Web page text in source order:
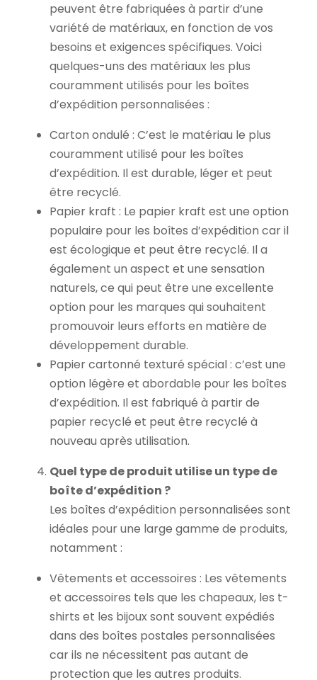
peuvent être fabriquées à partir d’une
variété de matériaux, en fonction de vos
besoins et exigences spécifiques. Voici
quelques-uns des matériaux les plus
couramment utilisés pour les boîtes
d’expédition personnalisées :
Carton ondulé : C’est le matériau le plus
couramment utilisé pour les boîtes
d’expédition. Il est durable, léger et peut
être recyclé.
Papier kraft : Le papier kraft est une option
populaire pour les boîtes d’expédition car il
est écologique et peut être recyclé. Il a
également un aspect et une sensation
naturels, ce qui peut être une excellente
option pour les marques qui souhaitent
promouvoir leurs efforts en matière de
développement durable.
Papier cartonné texturé spécial : c’est une
option légère et abordable pour les boîtes
d’expédition. Il est fabriqué à partir de
papier recyclé et peut être recyclé à
nouveau après utilisation.
Quel type de produit utilise un type de
boîte d’expédition ?
Les boîtes d’expédition personnalisées sont
idéales pour une large gamme de produits,
notamment :
Vêtements et accessoires : Les vêtements
et accessoires tels que les chapeaux, les t-
shirts et les bijoux sont souvent expédiés
dans des boîtes postales personnalisées
car ils ne nécessitent pas autant de
protection que les autres produits.